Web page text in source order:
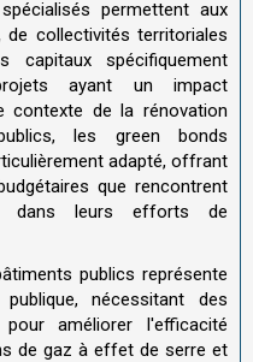
permettent aux
collectivités territoriales
capitaux spécifiquement
ayant un impact
contexte de la rénovation
les green bonds
adapté, offrant
que rencontrent
dans leurs efforts de
publics représente
nécessitant des
pour améliorer l'efficacité
de gaz à effet de serre et